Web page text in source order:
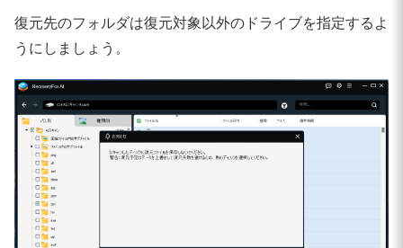
復元先のフォルダは復元対象以外のドライブを指定するよ
うにしましょう。